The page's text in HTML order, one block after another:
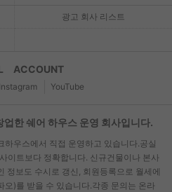
광고 회사 리스트
ACCOUNT
Instagram YouTube
한 쉐어 하우스 운영 회사입니다.
하우스에서 직접 운영하고 있습니다.공실
이트보다 정확합니다. 신규건물이나 본사
정보도 수시로 갱신, 회원등록으로 월세에
)를 받을 수 있습니다.각종 문의는 온라